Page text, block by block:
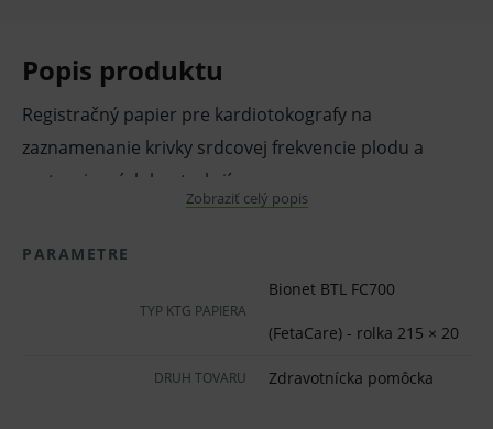
Popis produktu
Registračný papier pre kardiotokografy na
zaznamenanie krivky srdcovej frekvencie plodu a
maternicových kontrakcií.
Pre kardiotokograf BTL, FC-700, Bionet.
Predtlačený zelený raster 0 – 240.
Zobraziť celý popis
PARAMETRE
TYP KTG PAPIERA
Bionet BTL FC700
(FetaCare) - rolka 215 × 20
DRUH TOVARU Zdravotnícka pomôcka